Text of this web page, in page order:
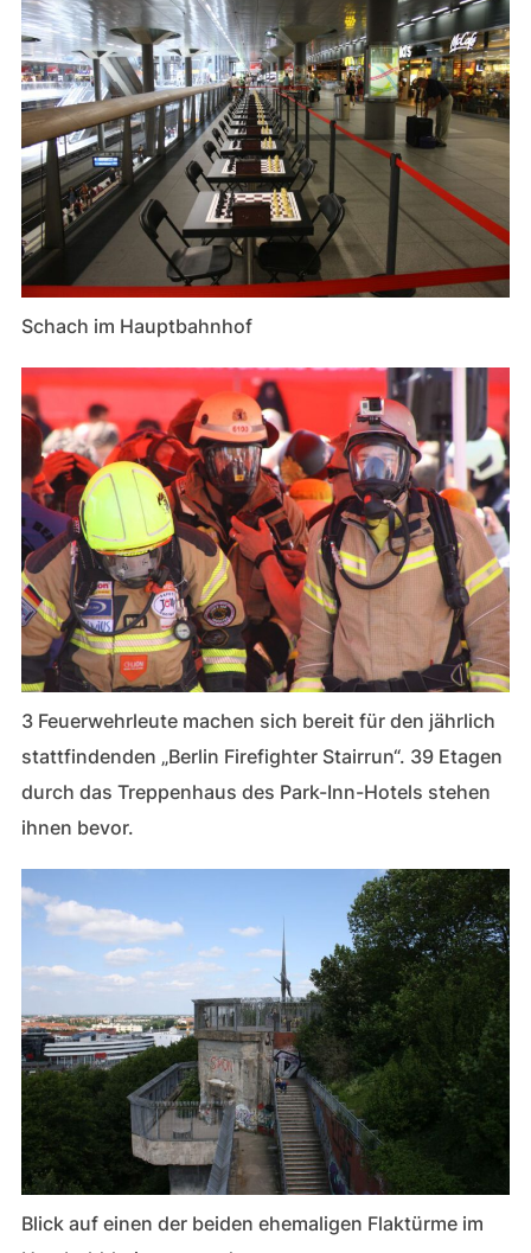
Schach im Hauptbahnhof
3 Feuerwehrleute machen sich bereit für den jährlich
stattfindenden „Berlin Firefighter Stairrun“. 39 Etagen
durch das Treppenhaus des Park-Inn-Hotels stehen
ihnen bevor.
Blick auf einen der beiden ehemaligen Flaktürme im